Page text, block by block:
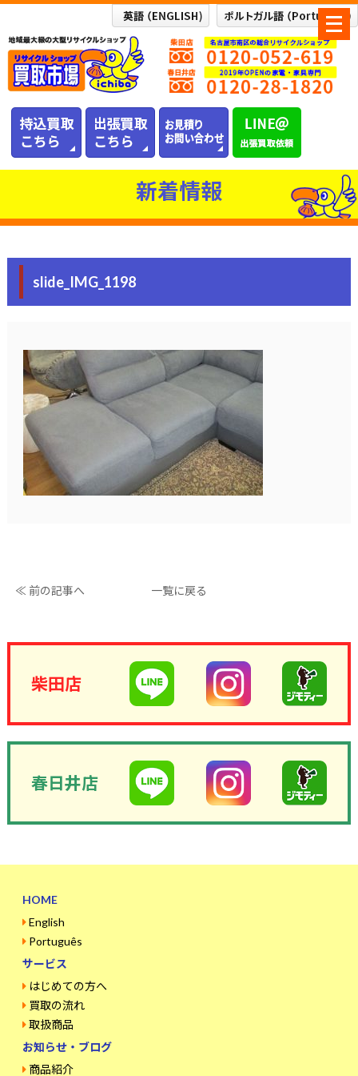
メ
ニ
ュ
ー
新着情報
slide_IMG_1198
≪ 前の記事へ 一覧に戻る
柴田店
春日井店
HOME
English
Português
サービス
はじめての方へ
買取の流れ
取扱商品
お知らせ・ブログ
商品紹介